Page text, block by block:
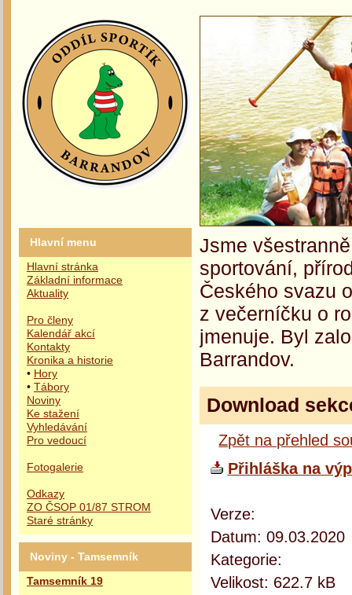
Hlavní menu
Hlavní stránka
Základní informace
Aktuality
Pro členy
Kalendář akcí
Kontakty
Kronika a historie
• Hory
• Tábory
Noviny
Ke stažení
Vyhledávání
Pro vedoucí
Fotogalerie
Odkazy
ZO ČSOP 01/87 STROM
Staré stránky
Noviny - Tamsemník
Tamsemník 19
Jsme
sportování,
Českého svazu
z večerníčku o
jmenuje. Byl
Barrandov.
Download
Zpět na přehled
Přihláška na
Verze:
Datum: 09.03.2020
Kategorie:
Velikost: 622.7 kB